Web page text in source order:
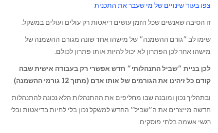
צפו בעוד שינויים של מי שעבר את התכנית
זו הסיבה שאנשים שכל הזמן עושים דיאטות רק עולים ועולים במשקל.
שימו לב ״גורם ההשמנה״ של מישהו אחד שונה מגורם ההשמנה של
מישהו אחר לכן הפתרון לא יכול להיות אותו פתרון לכולם.
לכן בניית ״שביל התנהלותי״ חדש אפשרי רק בעבודה אישית שבה
קודם כל זיהינו את הגורמים של אותו אדם (מתוך 12 גורמי ההשמנה)
ובתהליך נכון ומובנה שבו מחליפים את ההתנהלות הלא נכונה להתנהלות
חדשה מייצרים את ה״שביל״ החדש למשקל נכון בלי לחיות בדיאטות ובלי
רגשי אשמה בלתי פוסקים.